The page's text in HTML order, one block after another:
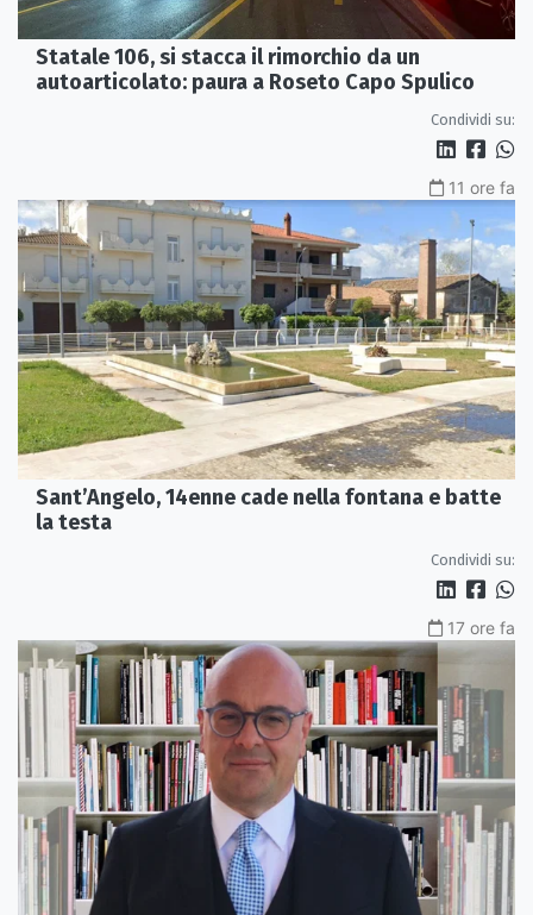
Statale 106, si stacca il rimorchio da un
autoarticolato: paura a Roseto Capo Spulico
Condividi su:
11 ore fa
Sant’Angelo, 14enne cade nella fontana e batte
la testa
Condividi su:
17 ore fa